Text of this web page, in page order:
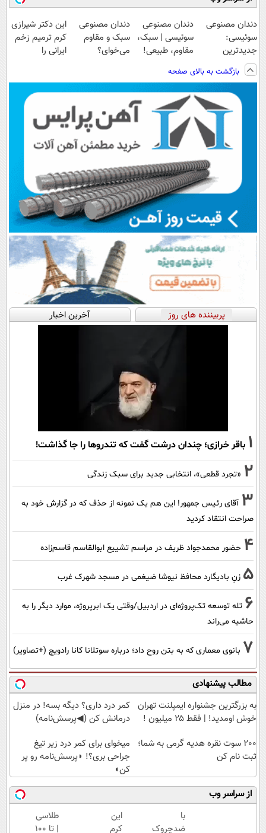
دندان مصنوعی
سوئیسی:
جدیدترین
فناوری اروپا،
سبک و مقاوم |
پرداخت قسطی
دندان مصنوعی
سوئیسی | سبک،
مقاوم، طبیعی!
رایگان+پرداخت
اقساطی😍
دندان مصنوعی
سبک و مقاوم
می‌خوای؟
📍تهران
این دکتر شیرازی
کرم ترمیم زخم
ایرانی را
بازگشت به بالای صفحه
پربیننده های روز آخرین اخبار
1 باقر خرازی؛ چندان درشت گفت که تندروها را جا گذاشت!
2 «تجرد قطعی»، انتخابی جدید برای سبک زندگی
3 آقای رئیس جمهور! این هم یک نمونه از حذف که در گزارش خود به
صراحت انتقاد کردید
4 حضور محمدجواد ظریف در مراسم تشییع ابوالقاسم قاسم‌زاده
5 زنِ بادیگارد محافظ نیوشا ضیغمی در مسجد شهرک غرب
6 تله توسعه تک‌پروژه‌ای در اردبیل/وقتی یک ابرپروژه، موارد دیگر را به
حاشیه می‌راند
7 بانوی معماری که به بتن روح داد؛ درباره سوتلانا کانا رادویچ (+تصاویر)
مطالب پیشنهادی
به بزرگترین جشنواره ایمپلنت تهران
خوش اومدید! | فقط ۲۵ میلیون !
کمر درد داری؟ دیگه بسه! در منزل
درمانش کن (◀پرسش‌نامه)
200 سوت نقره هدیه گرمی به شما؛
ثبت نام کن
میخوای برای کمر درد زیر تیغ
جراحی بری؟! ◗پرسش‌نامه رو پر
کن◖
از سراسر وب
با
ضدچروک
این
کرم
طلاسی
| تا 100